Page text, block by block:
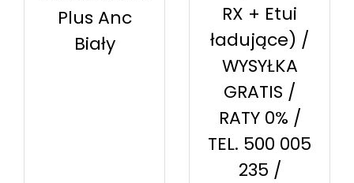
Plus Anc
Biały
RX + Etui
ładujące) /
WYSYŁKA
GRATIS /
RATY 0% /
TEL. 500 005
235 /